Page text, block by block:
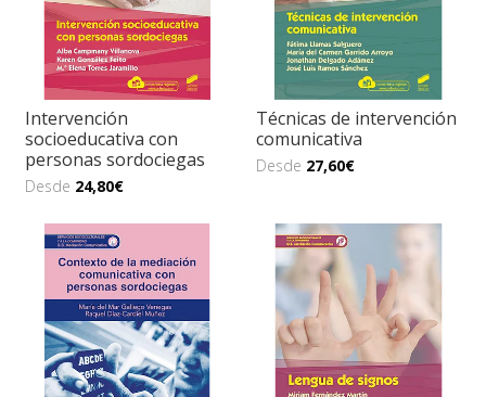
Intervención
socioeducativa con
personas sordociegas
Desde 24,80€
Técnicas de intervención
comunicativa
Desde 27,60€